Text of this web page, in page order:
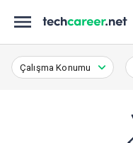
Çalışma Konumu